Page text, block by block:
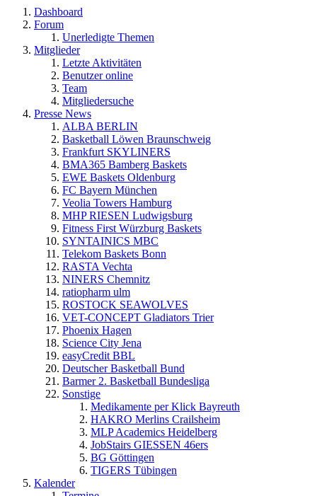
Dashboard
Forum
Unerledigte Themen
Mitglieder
Letzte Aktivitäten
Benutzer online
Team
Mitgliedersuche
Presse News
ALBA BERLIN
Basketball Löwen Braunschweig
Frankfurt SKYLINERS
BMA365 Bamberg Baskets
EWE Baskets Oldenburg
FC Bayern München
Veolia Towers Hamburg
MHP RIESEN Ludwigsburg
Fitness First Würzburg Baskets
SYNTAINICS MBC
Telekom Baskets Bonn
RASTA Vechta
NINERS Chemnitz
ratiopharm ulm
ROSTOCK SEAWOLVES
VET-CONCEPT Gladiators Trier
Phoenix Hagen
Science City Jena
easyCredit BBL
Deutscher Basketball Bund
Barmer 2. Basketball Bundesliga
Sonstige
Medikamente per Klick Bayreuth
HAKRO Merlins Crailsheim
MLP Academics Heidelberg
JobStairs GIESSEN 46ers
BG Göttingen
TIGERS Tübingen
Kalender